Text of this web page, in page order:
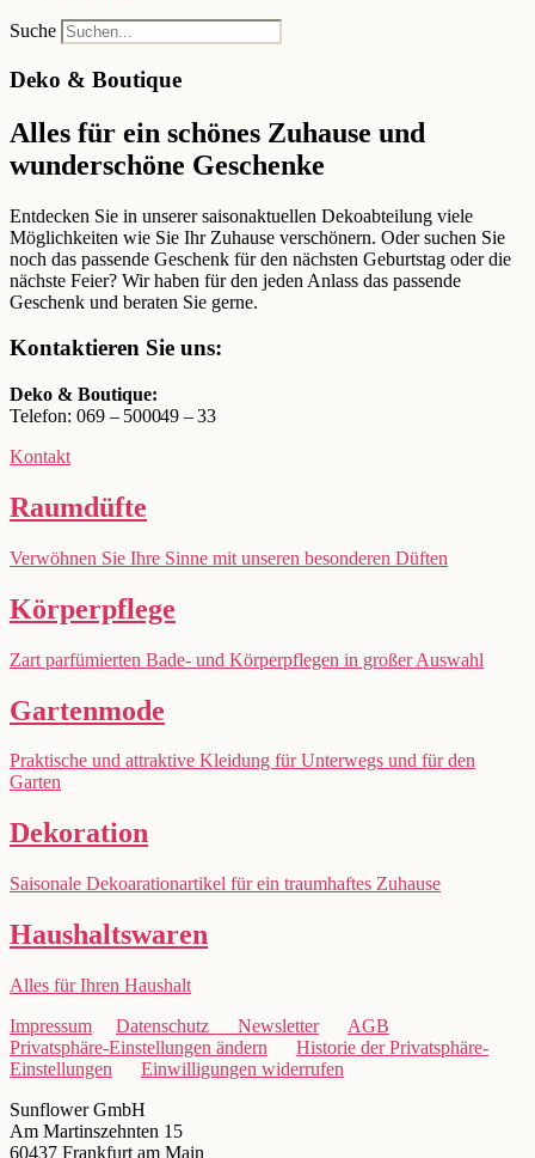
Suche
Deko & Boutique
Alles für ein schönes Zuhause und
wunderschöne Geschenke
Entdecken Sie in unserer saisonaktuellen Dekoabteilung viele
Möglichkeiten wie Sie Ihr Zuhause verschönern. Oder suchen Sie
noch das passende Geschenk für den nächsten Geburtstag oder die
nächste Feier? Wir haben für den jeden Anlass das passende
Geschenk und beraten Sie gerne.
Kontaktieren Sie uns:
Deko & Boutique:
Telefon: 069 – 500049 – 33
Kontakt
Raumdüfte
Verwöhnen Sie Ihre Sinne mit unseren besonderen Düften
Körperpflege
Zart parfümierten Bade- und Körperpflegen in großer Auswahl
Gartenmode
Praktische und attraktive Kleidung für Unterwegs und für den
Garten
Dekoration
Saisonale Dekoarationartikel für ein traumhaftes Zuhause
Haushaltswaren
Alles für Ihren Haushalt
Impressum
Datenschutz Newsletter
AGB
Privatsphäre-Einstellungen ändern
Historie der Privatsphäre-
Einstellungen
Einwilligungen widerrufen
Sunflower GmbH
Am Martinszehnten 15
60437 Frankfurt am Main